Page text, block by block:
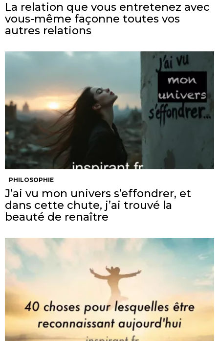
La relation que vous entretenez avec
vous-même façonne toutes vos
autres relations
PHILOSOPHIE
J’ai vu mon univers s’effondrer, et
dans cette chute, j’ai trouvé la
beauté de renaître